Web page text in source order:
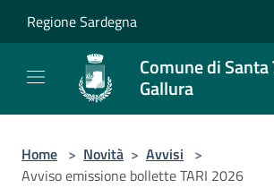
Regione Sardegna
Comune di Santa
Gallura
Home > Novità > Avvisi >
Avviso emissione bollette TARI 2026